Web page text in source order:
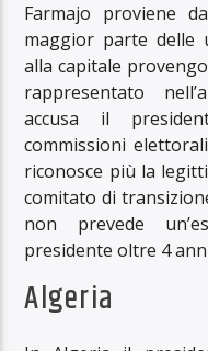
Farmajo proviene
maggior parte
alla capitale
rappresentato
accusa il
commissioni
riconosce più la
comitato di
non prevede
presidente oltre 4
Algeria